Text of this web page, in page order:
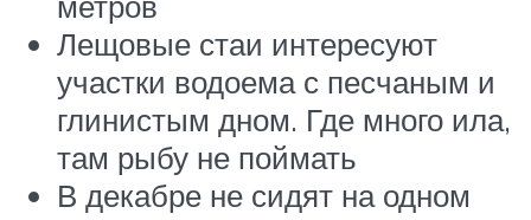
Лещовые стаи интересуют
участки водоема с песчаным и
глинистым дном. Где много ила,
там рыбу не поймать
В декабре не сидят на одном